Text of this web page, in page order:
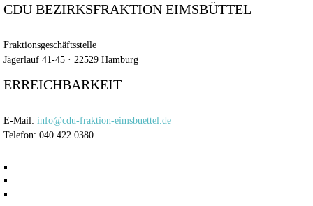
CDU BEZIRKSFRAKTION EIMSBÜTTEL
Fraktionsgeschäftsstelle
Jägerlauf 41-45 · 22529 Hamburg
ERREICHBARKEIT
E-Mail: info@cdu-fraktion-eimsbuettel.de
Telefon: 040 422 0380